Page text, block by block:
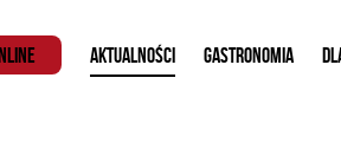
AKTUALNOŚCI GASTRONOMIA